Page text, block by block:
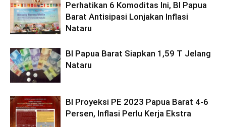
Perhatikan 6 Komoditas Ini, BI Papua
Barat Antisipasi Lonjakan Inflasi
Nataru
BI Papua Barat Siapkan 1,59 T Jelang
Nataru
BI Proyeksi PE 2023 Papua Barat 4-6
Persen, Inflasi Perlu Kerja Ekstra